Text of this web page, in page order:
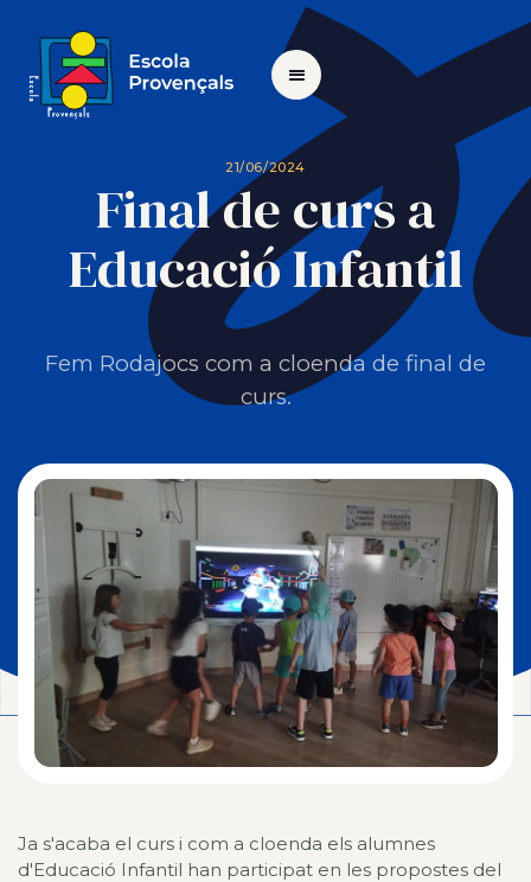
21/06/2024
Final de curs a
Educació Infantil
Fem Rodajocs com a cloenda de final de
curs.
Ja s'acaba el curs i com a cloenda els alumnes
d'Educació Infantil han participat en les propostes del